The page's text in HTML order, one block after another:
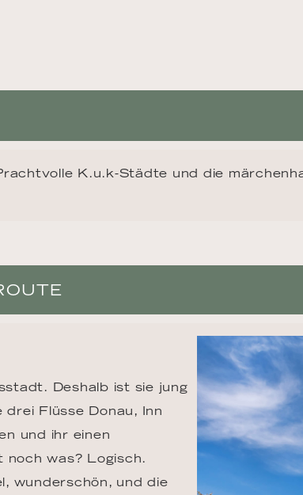
K.u.k-Städte und die
Deshalb ist sie jung
Flüsse Donau, Inn
und ihr einen
noch was? Logisch.
wunderschön, und die